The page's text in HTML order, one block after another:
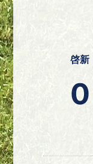
啓新
0